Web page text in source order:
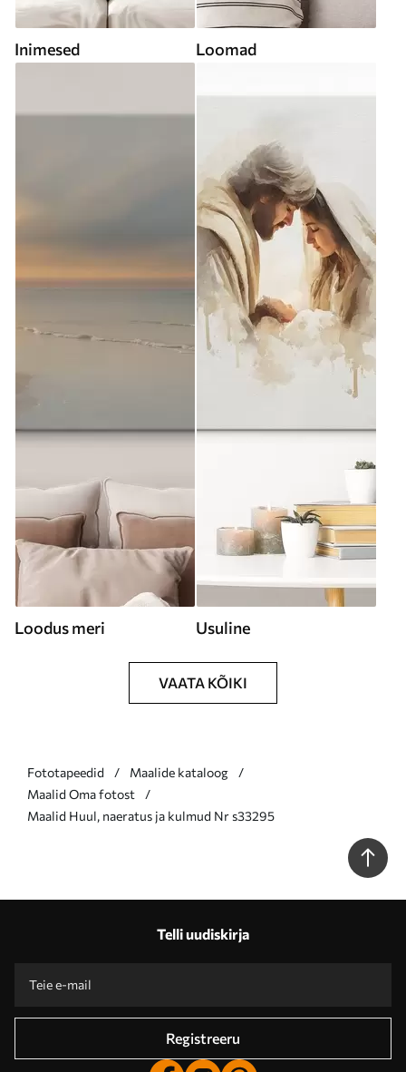
Inimesed Loomad
Loodus meri Usuline
VAATA KÕIKI
Fototapeedid
Maalide kataloog
Maalid Oma fotost
Maalid Huul, naeratus ja kulmud Nr s33295
Telli uudiskirja
Registreeru